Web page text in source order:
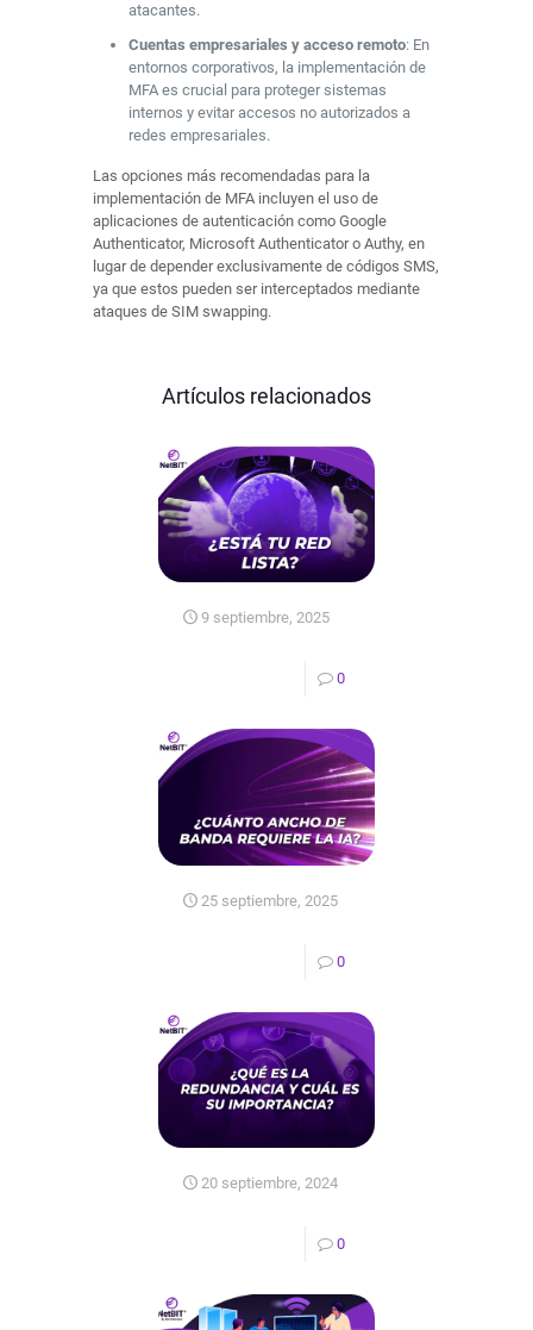
atacantes.
Cuentas empresariales y acceso remoto: En
entornos corporativos, la implementación de
MFA es crucial para proteger sistemas
internos y evitar accesos no autorizados a
redes empresariales.
Las opciones más recomendadas para la
implementación de MFA incluyen el uso de
aplicaciones de autenticación como Google
Authenticator, Microsoft Authenticator o Authy, en
lugar de depender exclusivamente de códigos SMS,
ya que estos pueden ser interceptados mediante
ataques de SIM swapping.
Artículos relacionados
9 septiembre, 2025
0
25 septiembre, 2025
0
20 septiembre, 2024
0